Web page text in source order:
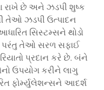
છે અને ઝડપી શુષ્ક
તેઓ ઝડપી ઉત્પાદન
સિસ્ટમ્સને થોડો
પરંતુ તેઓ સરળ સફાઈ
પ્રદાન કરે છે. બંને
ઉપયોગ કરીને લાગુ
ફોર્મ્યુલેશન્સને આદર્શ